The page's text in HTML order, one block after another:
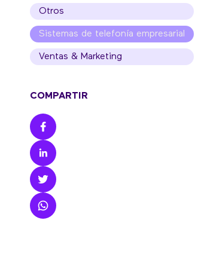
Otros
Sistemas de telefonía empresarial
Ventas & Marketing
COMPARTIR